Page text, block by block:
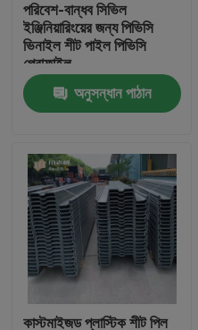
পণ্য
আমাদের সম্পর্কে
পরিবেশ-বান্ধব সিভিল
ইঞ্জিনিয়ারিংয়ের জন্য পিভিসি
ভিনাইল শীট পাইল পিভিসি
প্রোফাইল
অনুসন্ধান পাঠান
কাস্টমাইজড প্লাস্টিক শীট পিল